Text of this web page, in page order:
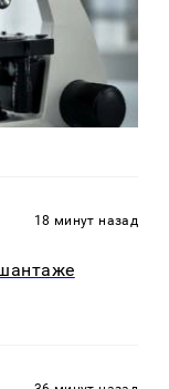
18 минут назад